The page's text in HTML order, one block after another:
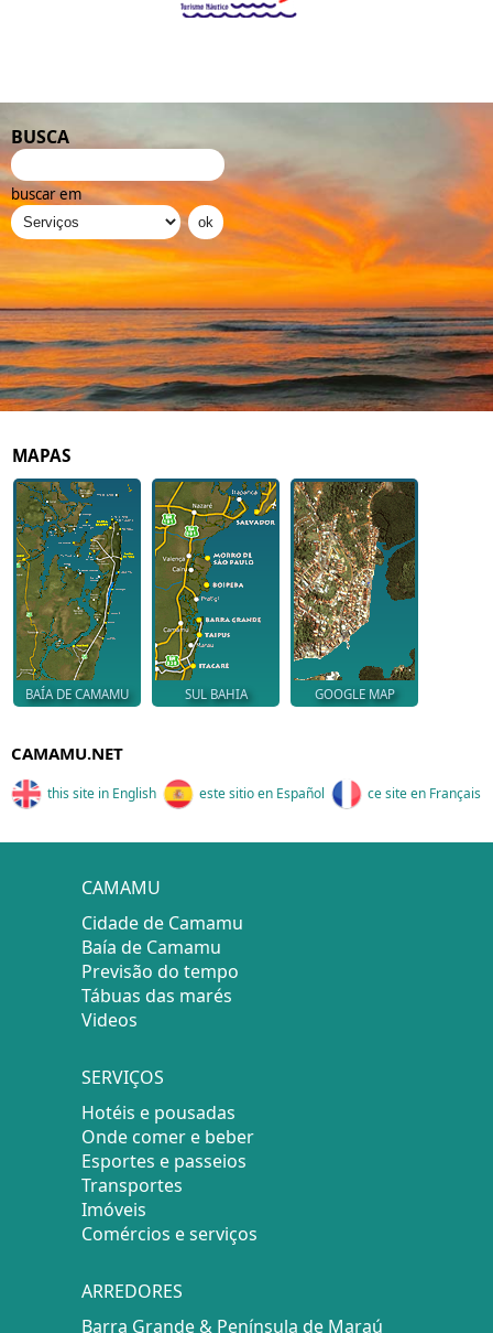
BUSCA
buscar em
MAPAS
BAÍA DE CAMAMU SUL BAHIA GOOGLE MAP
CAMAMU.NET
this site in English este sitio en Español ce site en Français
CAMAMU
Cidade de Camamu
Baía de Camamu
Previsão do tempo
Tábuas das marés
Videos
SERVIÇOS
Hotéis e pousadas
Onde comer e beber
Esportes e passeios
Transportes
Imóveis
Comércios e serviços
ARREDORES
Barra Grande & Península de Maraú